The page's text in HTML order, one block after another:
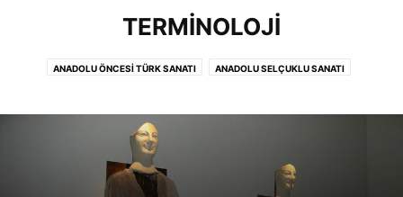
TERMINOLOJI
ANADOLU ÖNCESI TÜRK SANATI ANADOLU SELÇUKLU SANATI
ÇIKMIŞ SINAV SORULARI İSLAM ÖNCESI TÜRK SANATI İSLAM SANATI
MÜZECILIK